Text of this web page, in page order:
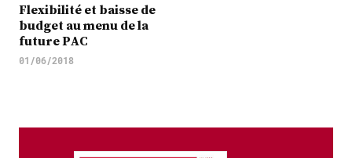
Flexibilité et baisse de
budget au menu de la
future PAC
01/06/2018